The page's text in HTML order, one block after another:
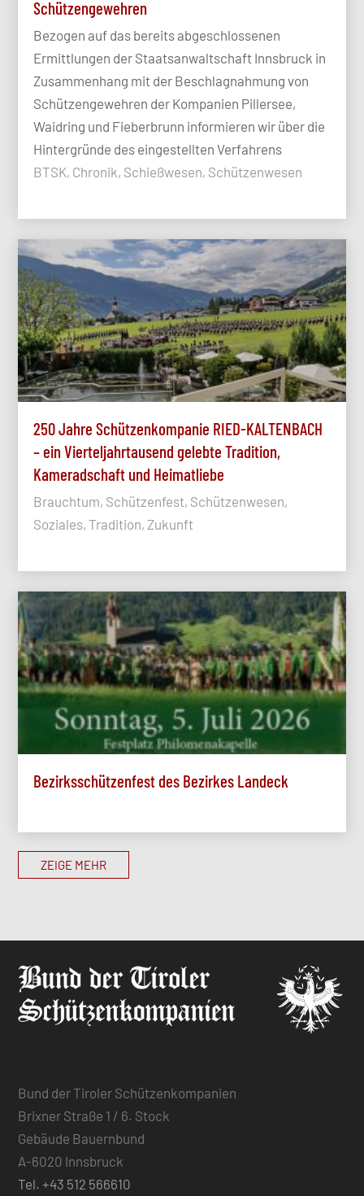
Schützengewehren
Bezogen auf das bereits abgeschlossenen
Ermittlungen der Staatsanwaltschaft Innsbruck in
Zusammenhang mit der Beschlagnahmung von
Schützengewehren der Kompanien Pillersee,
Waidring und Fieberbrunn informieren wir über die
Hintergründe des eingestellten Verfahrens
BTSK, Chronik, Schießwesen, Schützenwesen
250 Jahre Schützenkompanie RIED-KALTENBACH
– ein Vierteljahrtausend gelebte Tradition,
Kameradschaft und Heimatliebe
Brauchtum, Schützenfest, Schützenwesen,
Soziales, Tradition, Zukunft
Bezirksschützenfest des Bezirkes Landeck
ZEIGE MEHR
Bund der Tiroler Schützenkompanien
Brixner Straße 1 / 6. Stock
Gebäude Bauernbund
A-6020 Innsbruck
Tel. +43 512 566610